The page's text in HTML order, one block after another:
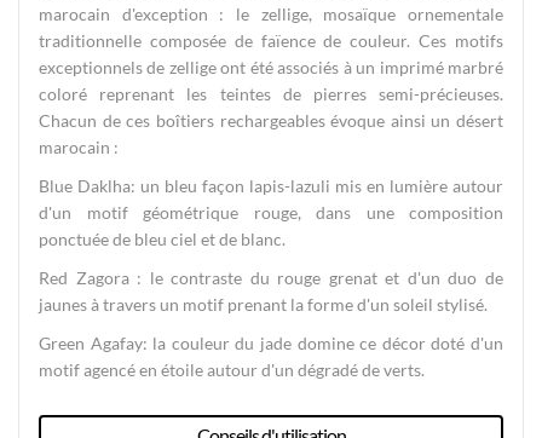
marocain d'exception : le zellige, mosaïque ornementale
traditionnelle composée de faïence de couleur. Ces motifs
exceptionnels de zellige ont été associés à un imprimé marbré
coloré reprenant les teintes de pierres semi-précieuses.
Chacun de ces boîtiers rechargeables évoque ainsi un désert
marocain :
Blue Daklha: un bleu façon lapis-lazuli mis en lumière autour
d'un motif géométrique rouge, dans une composition
ponctuée de bleu ciel et de blanc.
Red Zagora : le contraste du rouge grenat et d'un duo de
jaunes à travers un motif prenant la forme d'un soleil stylisé.
Green Agafay: la couleur du jade domine ce décor doté d'un
motif agencé en étoile autour d'un dégradé de verts.